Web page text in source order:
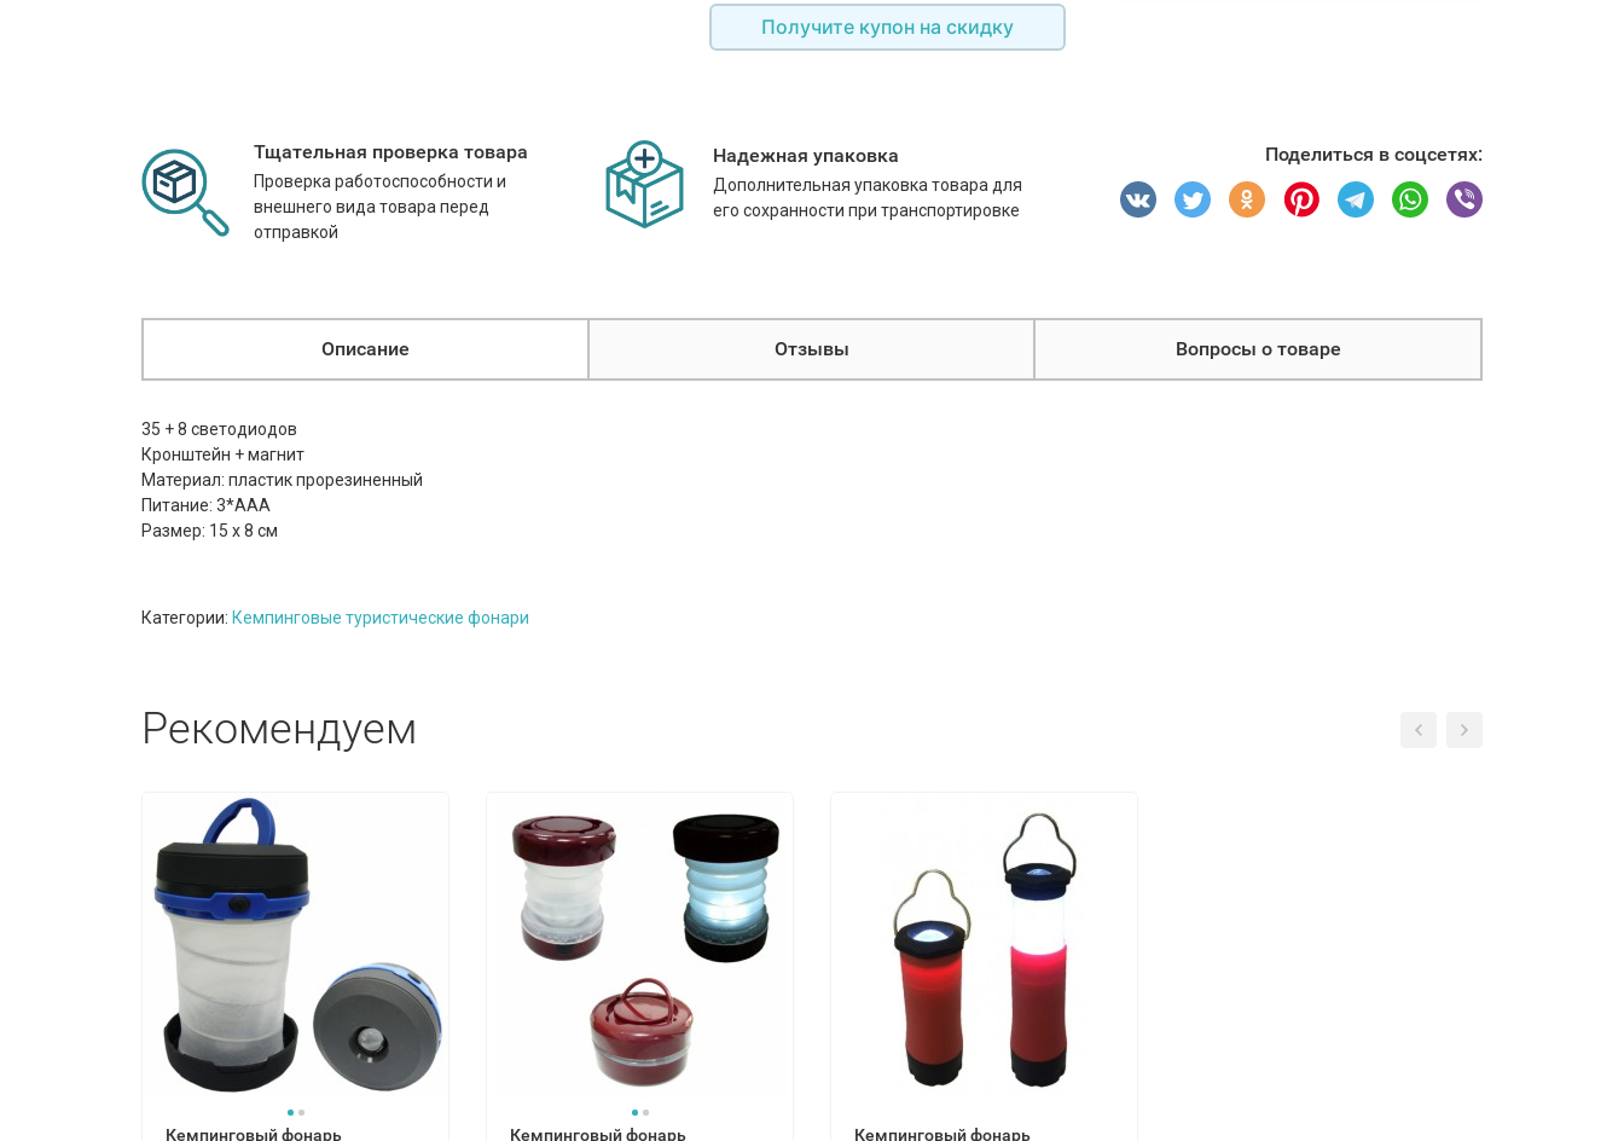
Получите купон на скидку
Тщательная проверка товара
Проверка работоспособности и
внешнего вида товара перед
отправкой
Надежная упаковка
Дополнительная упаковка товара для
его сохранности при транспортировке
Поделиться в соцсетях:
Описание Отзывы Вопросы о товаре
35 + 8 светодиодов
Кронштейн + магнит
Материал: пластик прорезиненный
Питание: 3*ААА
Размер: 15 х 8 см
Категории: Кемпинговые туристические фонари
Рекомендуем
Кемпинговый фонарь Кемпинговый фонарь Кемпинговый фонарь